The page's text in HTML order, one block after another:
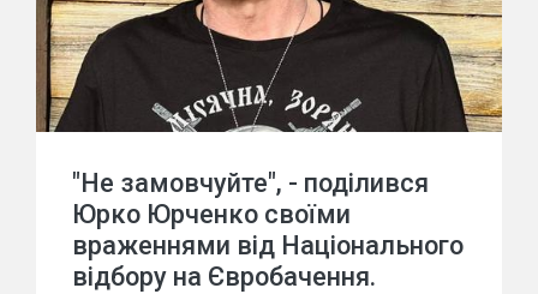
"Не замовчуйте", - поділився
Юрко Юрченко своїми
враженнями від Національного
відбору на Євробачення.